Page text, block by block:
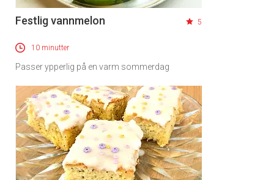
Festlig vannmelon 5
10 minutter
Passer ypperlig på en varm sommerdag